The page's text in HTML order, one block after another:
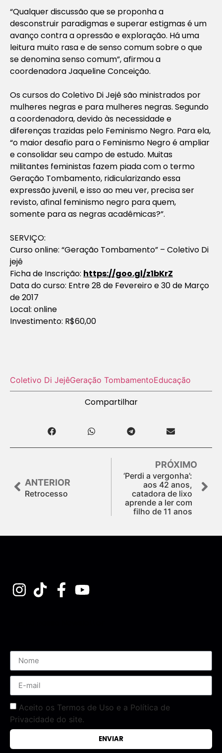
“Qualquer discussão que se proponha a
desconstruir paradigmas e superar estigmas é um
avanço contra a opressão e exploração. Há uma
leitura muito rasa e de senso comum sobre o que
se denomina senso comum”, afirmou a
coordenadora Jaqueline Conceição.
Os cursos do Coletivo Di Jejê são ministrados por
mulheres negras e para mulheres negras. Segundo
a coordenadora, devido às necessidade e
diferenças trazidas pelo Feminismo Negro. Para ela,
“o maior desafio para o Feminismo Negro é ampliar
e consolidar seu campo de estudo. Muitas
militantes feministas fazem piada com o termo
Geração Tombamento, ridicularizando essa
expressão juvenil, e isso ao meu ver, precisa ser
revisto, afinal feminismo negro para quem,
somente para as negras acadêmicas?”.
SERVIÇO:
Curso online: “Geração Tombamento” – Coletivo Di
jejê
Ficha de Inscrição: https://goo.gl/z1bKrZ
Data do curso: Entre 28 de Fevereiro e 30 de Março
de 2017
Local: online
Investimento: R$60,00
Coletivo Di JejêGeração TombamentoEducação
Compartilhar
ANTERIOR
Retrocesso
PRÓXIMO
‘Perdi a vergonha’:
aos 42 anos,
catadora de lixo
aprende a ler com
filho de 11 anos
Aceito os Termos de Uso e a Política de
Privacidade do site.
ENVIAR